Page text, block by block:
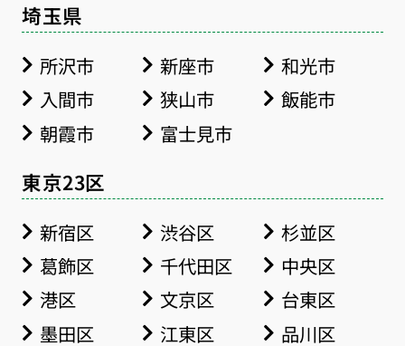
埼玉県
所沢市 新座市
和光市
入間市
狭山市
飯能市
朝霞市
富士見市
東京23区
新宿区 渋谷区
杉並区
葛飾区
千代田区
中央区
港区
文京区
台東区
墨田区
江東区
品川区